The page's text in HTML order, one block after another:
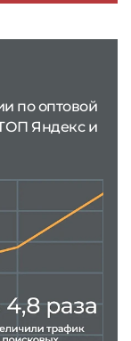
по оптовой
Яндекс и